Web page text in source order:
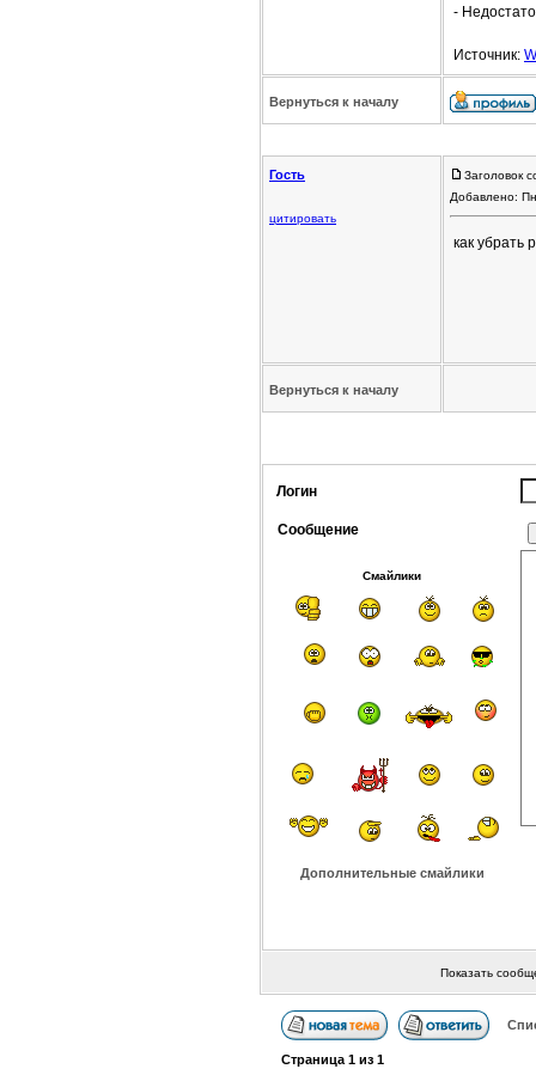
-
Источник:
Вернуться к началу
Гость
цитировать
Заголовок
Добавлено:
как убрать
Вернуться к началу
Логин
Сообщение
Смайлики
Дополнительные смайлики
Показать
Страница 1из 1